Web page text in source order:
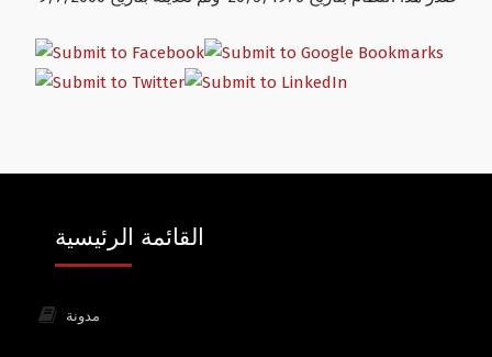
القائمة الرئيسية
مدونة